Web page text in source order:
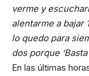
verme y
alentarme a bajar
lo quedo para
dos porque
En las últimas